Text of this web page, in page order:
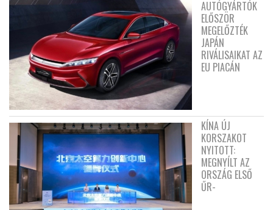
AUTÓGYÁRTÓK
ELŐSZÖR
MEGELŐZTÉK
JAPÁN
RIVÁLISAIKAT AZ
EU PIACÁN
KÍNA ÚJ
KORSZAKOT
NYITOTT:
MEGNYÍLT AZ
ORSZÁG ELSŐ
ŰR-